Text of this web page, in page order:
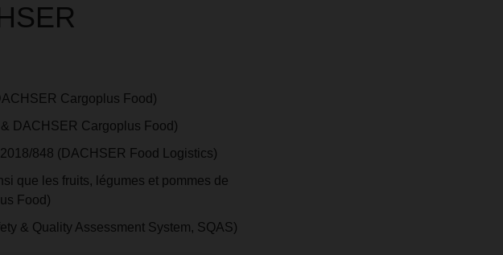
Cargoplus Food)
DACHSER Cargoplus Food)
848 (DACHSER Food Logistics)
que les fruits, légumes et pommes de
Food)
& Quality Assessment System, SQAS)